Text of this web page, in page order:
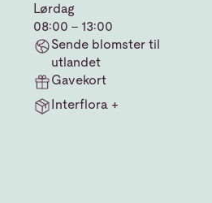
Lørdag
08:00 - 13:00
Sende blomster til
utlandet
Gavekort
Interflora +